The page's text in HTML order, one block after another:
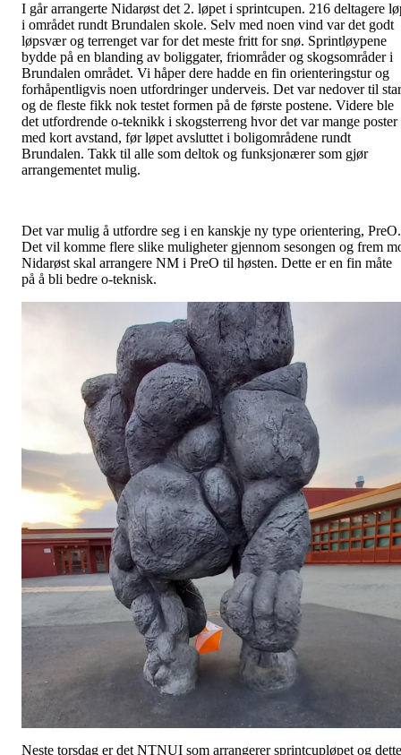
I går arrangerte Nidarøst det 2. løpet i sprintcupen. 216 deltagere
i området rundt Brundalen skole. Selv med noen vind var det godt
løpsvær og terrenget var for det meste fritt for snø. Sprintløypene
bydde på en blanding av boliggater, friområder og skogsområder i
Brundalen området. Vi håper dere hadde en fin orienteringstur og
forhåpentligvis noen utfordringer underveis. Det var nedover til
og de fleste fikk nok testet formen på de første postene. Videre ble
det utfordrende o-teknikk i skogsterreng hvor det var mange poster
med kort avstand, før løpet avsluttet i boligområdene rundt
Brundalen. Takk til alle som deltok og funksjonærer som gjør
arrangementet mulig.
Det var mulig å utfordre seg i en kanskje ny type orientering, PreO.
Det vil komme flere slike muligheter gjennom sesongen og frem
Nidarøst skal arrangere NM i PreO til høsten. Dette er en fin måte
på å bli bedre o-teknisk.
Neste torsdag er det NTNUI som arrangerer sprintcupløpet og dette